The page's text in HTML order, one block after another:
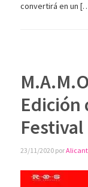
convertirá en un
Edición
Festival
23/11/2020 por